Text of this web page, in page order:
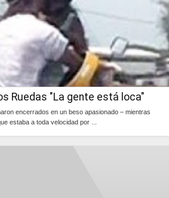
Ruedas "La gente está loca"
encerrados en un beso apasionado – mientras
estaba a toda velocidad por ...